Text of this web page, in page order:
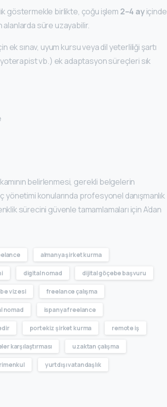
göstermekle birlikte, çoğu işlem 2–4 ayiçinde
süre uzayabilir.
ek sınav, uyum kursu veya dil yeterliliği şartı
vb.) ek adaptasyon süreçleri sık
belirlenmesi, gerekli belgelerin
yönetimi konularında profesyonel danışmanlık
sürecini güvenle tamamlamaları için A’dan
almanya şirket kurma
digital nomad dijital göçebe başvuru
vizesi freelance çalışma
nomad ispanya freelance
portekiz şirket kurma remote iş
karşılaştırması uzaktan çalışma
yurtdışı vatandaşlık